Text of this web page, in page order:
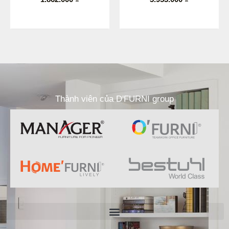
Thành viên của D'FURNI group